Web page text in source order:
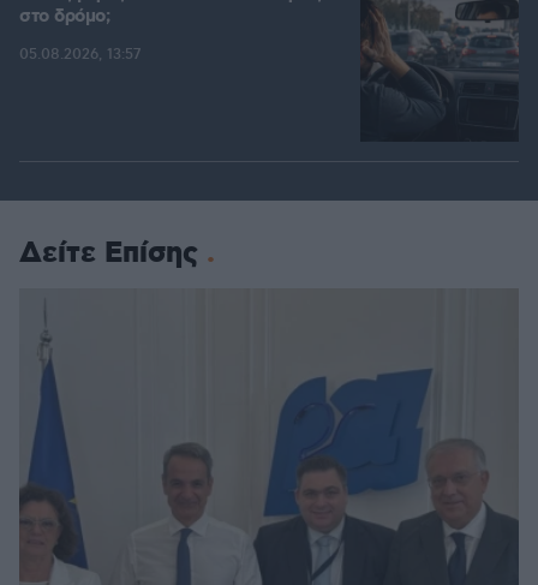
στο δρόμο;
05.08.2026, 13:57
Δείτε Επίσης